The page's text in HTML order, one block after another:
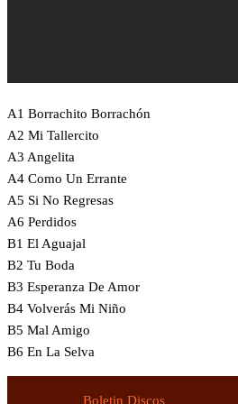
A1 Borrachito Borrachón
A2 Mi Tallercito
A3 Angelita
A4 Como Un Errante
A5 Si No Regresas
A6 Perdidos
B1 El Aguajal
B2 Tu Boda
B3 Esperanza De Amor
B4 Volverás Mi Niño
B5 Mal Amigo
B6 En La Selva
Boletin Discos